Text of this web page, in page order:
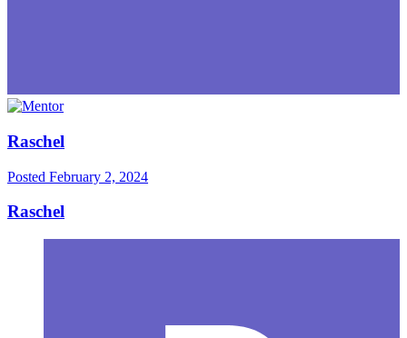
Raschel
Posted February 2, 2024
Raschel